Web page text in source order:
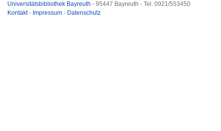
Universitätsbibliothek Bayreuth - 95447 Bayreuth - Tel. 0921/553450
Kontakt- Impressum - Datenschutz